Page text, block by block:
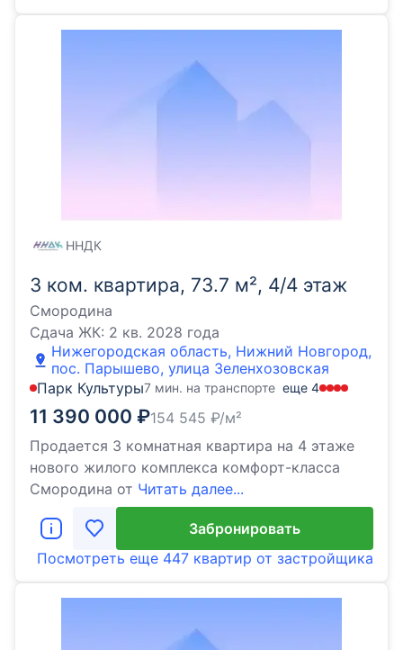
3 ком. квартира, 73.7 м², 4/4 этаж
Смородина
Сдача ЖК: 2 кв. 2028 года
Нижегородская область, Нижний Новгород,
пос. Парышево, улица Зеленхозовская
Парк Культуры7 мин. на транспорте еще 4
11 390 000 ₽154 545 ₽/м²
Продается 3 комнатная квартира на 4 этаже
нового жилого комплекса комфорт-класса
Cмородина от Читать далее...
ННДК
Забронировать
Посмотреть еще 447 квартир от застройщика